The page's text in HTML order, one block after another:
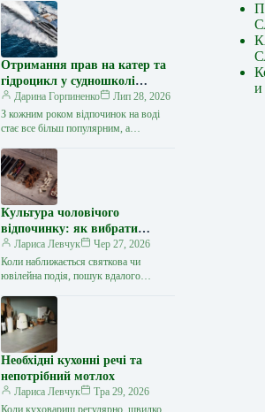
Отримання прав на катер та
гідроцикл у судношколі
«Либідь-А»: від теорії до
іспиту
Дарина Горпиненко
Лип 28, 2026
З кожним роком відпочинок на воді
стає все більш популярним, а
чи гідроциклом відкриває нові
горизонти…
Культура чоловічого
відпочинку: як вибрати
стильний та корисний
подарунок
Лариса Левчук
Чер 27, 2026
Коли наближається святкова чи
ювілейна подія, пошук вдалого
близької людини нерідко
перетворюється на складне завдання.
…
Необхідні кухонні речі та
непотрібний мотлох
Лариса Левчук
Тра 29, 2026
Коли куховариш регулярно, швидко
и